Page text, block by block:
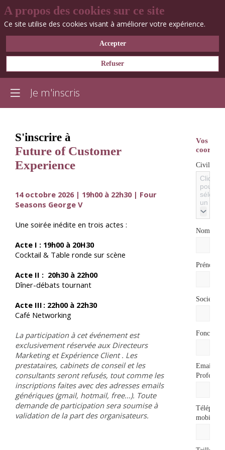
Je m'inscris
S'inscrire à
Future of Customer
Experience
14 octobre 2026 | 19h00 à 22h30 | Four
Seasons George V
Une soirée inédite en trois actes :
Acte I : 19h00 à 20H30
Cocktail & Table ronde sur scène
Acte II : 20h30 à 22h00
Dîner-débats tournant
Acte III : 22h00 à 22h30
Café Networking
La participation à cet événement est
exclusivement réservée aux Directeurs
Marketing et Expérience Client. Les
prestataires, cabinets de conseil et les
consultants seront refusés, tout comme les
inscriptions faites avec des adresses emails
génériques (gmail, hotmail, free...). Toute
demande de participation sera soumise à
validation de la part des organisateurs.
Vos
Civilité
Cliquez
pour
un
Nom
Prénom
Société
Fonction
Email
Téléphone
mobile
A propos des cookies sur ce site
Ce site utilise des cookies visant à améliorer votre expérience.
Accepter
Refuser